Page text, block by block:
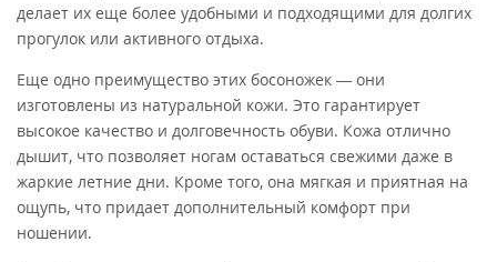
делает их еще более удобными и подходящими для долгих
прогулок или активного отдыха.
Еще одно преимущество этих босоножек — они
изготовлены из натуральной кожи. Это гарантирует
высокое качество и долговечность обуви. Кожа отлично
дышит, что позволяет ногам оставаться свежими даже в
жаркие летние дни. Кроме того, она мягкая и приятная на
ощупь, что придает дополнительный комфорт при
ношении.